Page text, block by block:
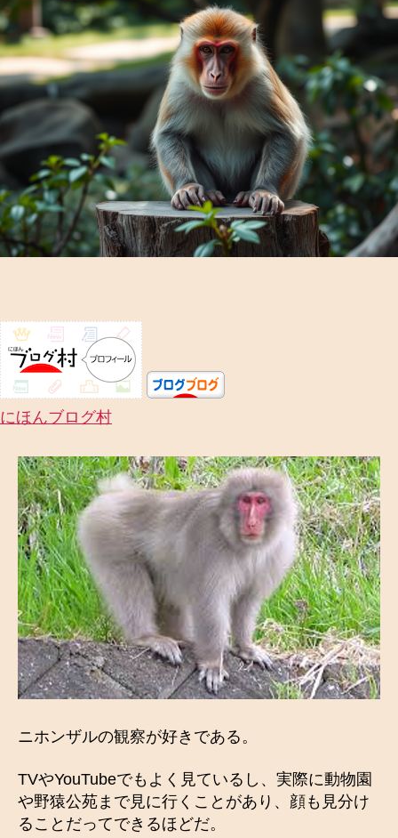
ペ
ッ
ト
』
或
い
『
飼
い
主
と
主
』
の
あ
る
関
係
へ
の
にほんブログ村
ニホンザルの観察が好きである。
TVやYouTubeでもよく見ているし、実際に動物園
や野猿公苑まで見に行くことがあり、顔も見分け
ることだってできるほどだ。